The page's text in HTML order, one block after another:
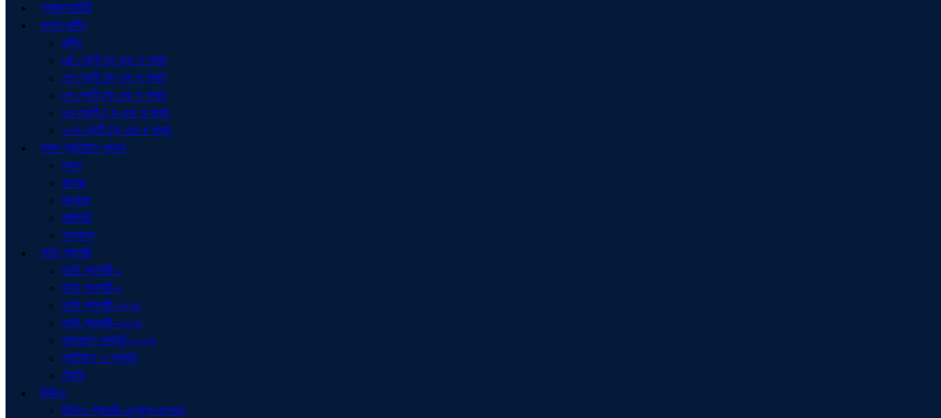
প্রজ্ঞাপন/চিঠি
ক্লাশ রুটিন
রুটিন
৬ষ্ঠ শ্রেণী (ক এবং খ শাখা)
৭ম শ্রেণী (ক এবং খ শাখা)
৮ম শ্রেণী (ক এবং খ শাখা)
৯ম শ্রেণী ( ক এবং খ শাখা)
১০ম শ্রেণী (ক এবং খ শাখা)
সকল প্রতিষ্ঠান প্রধান
স্কুল
কলেজ
মাদ্রাসা
কারিগরি
অন্যান্য
ফটো গ্যালারী
ফটো গ্যালারী-১
ফটো গ্যালারী-২
ফটো গ্যালারী-২০২৫
ফটো গ্যালারী-২০২৬
বৃক্ষরোপণ কর্মসূচি-২০২৬
প্রতিষ্ঠান ও প্রকৃতি
ট্রেনিং
ভিডিও
ভিডিও গ্যালারী-১(স্কুল-কলেজ)